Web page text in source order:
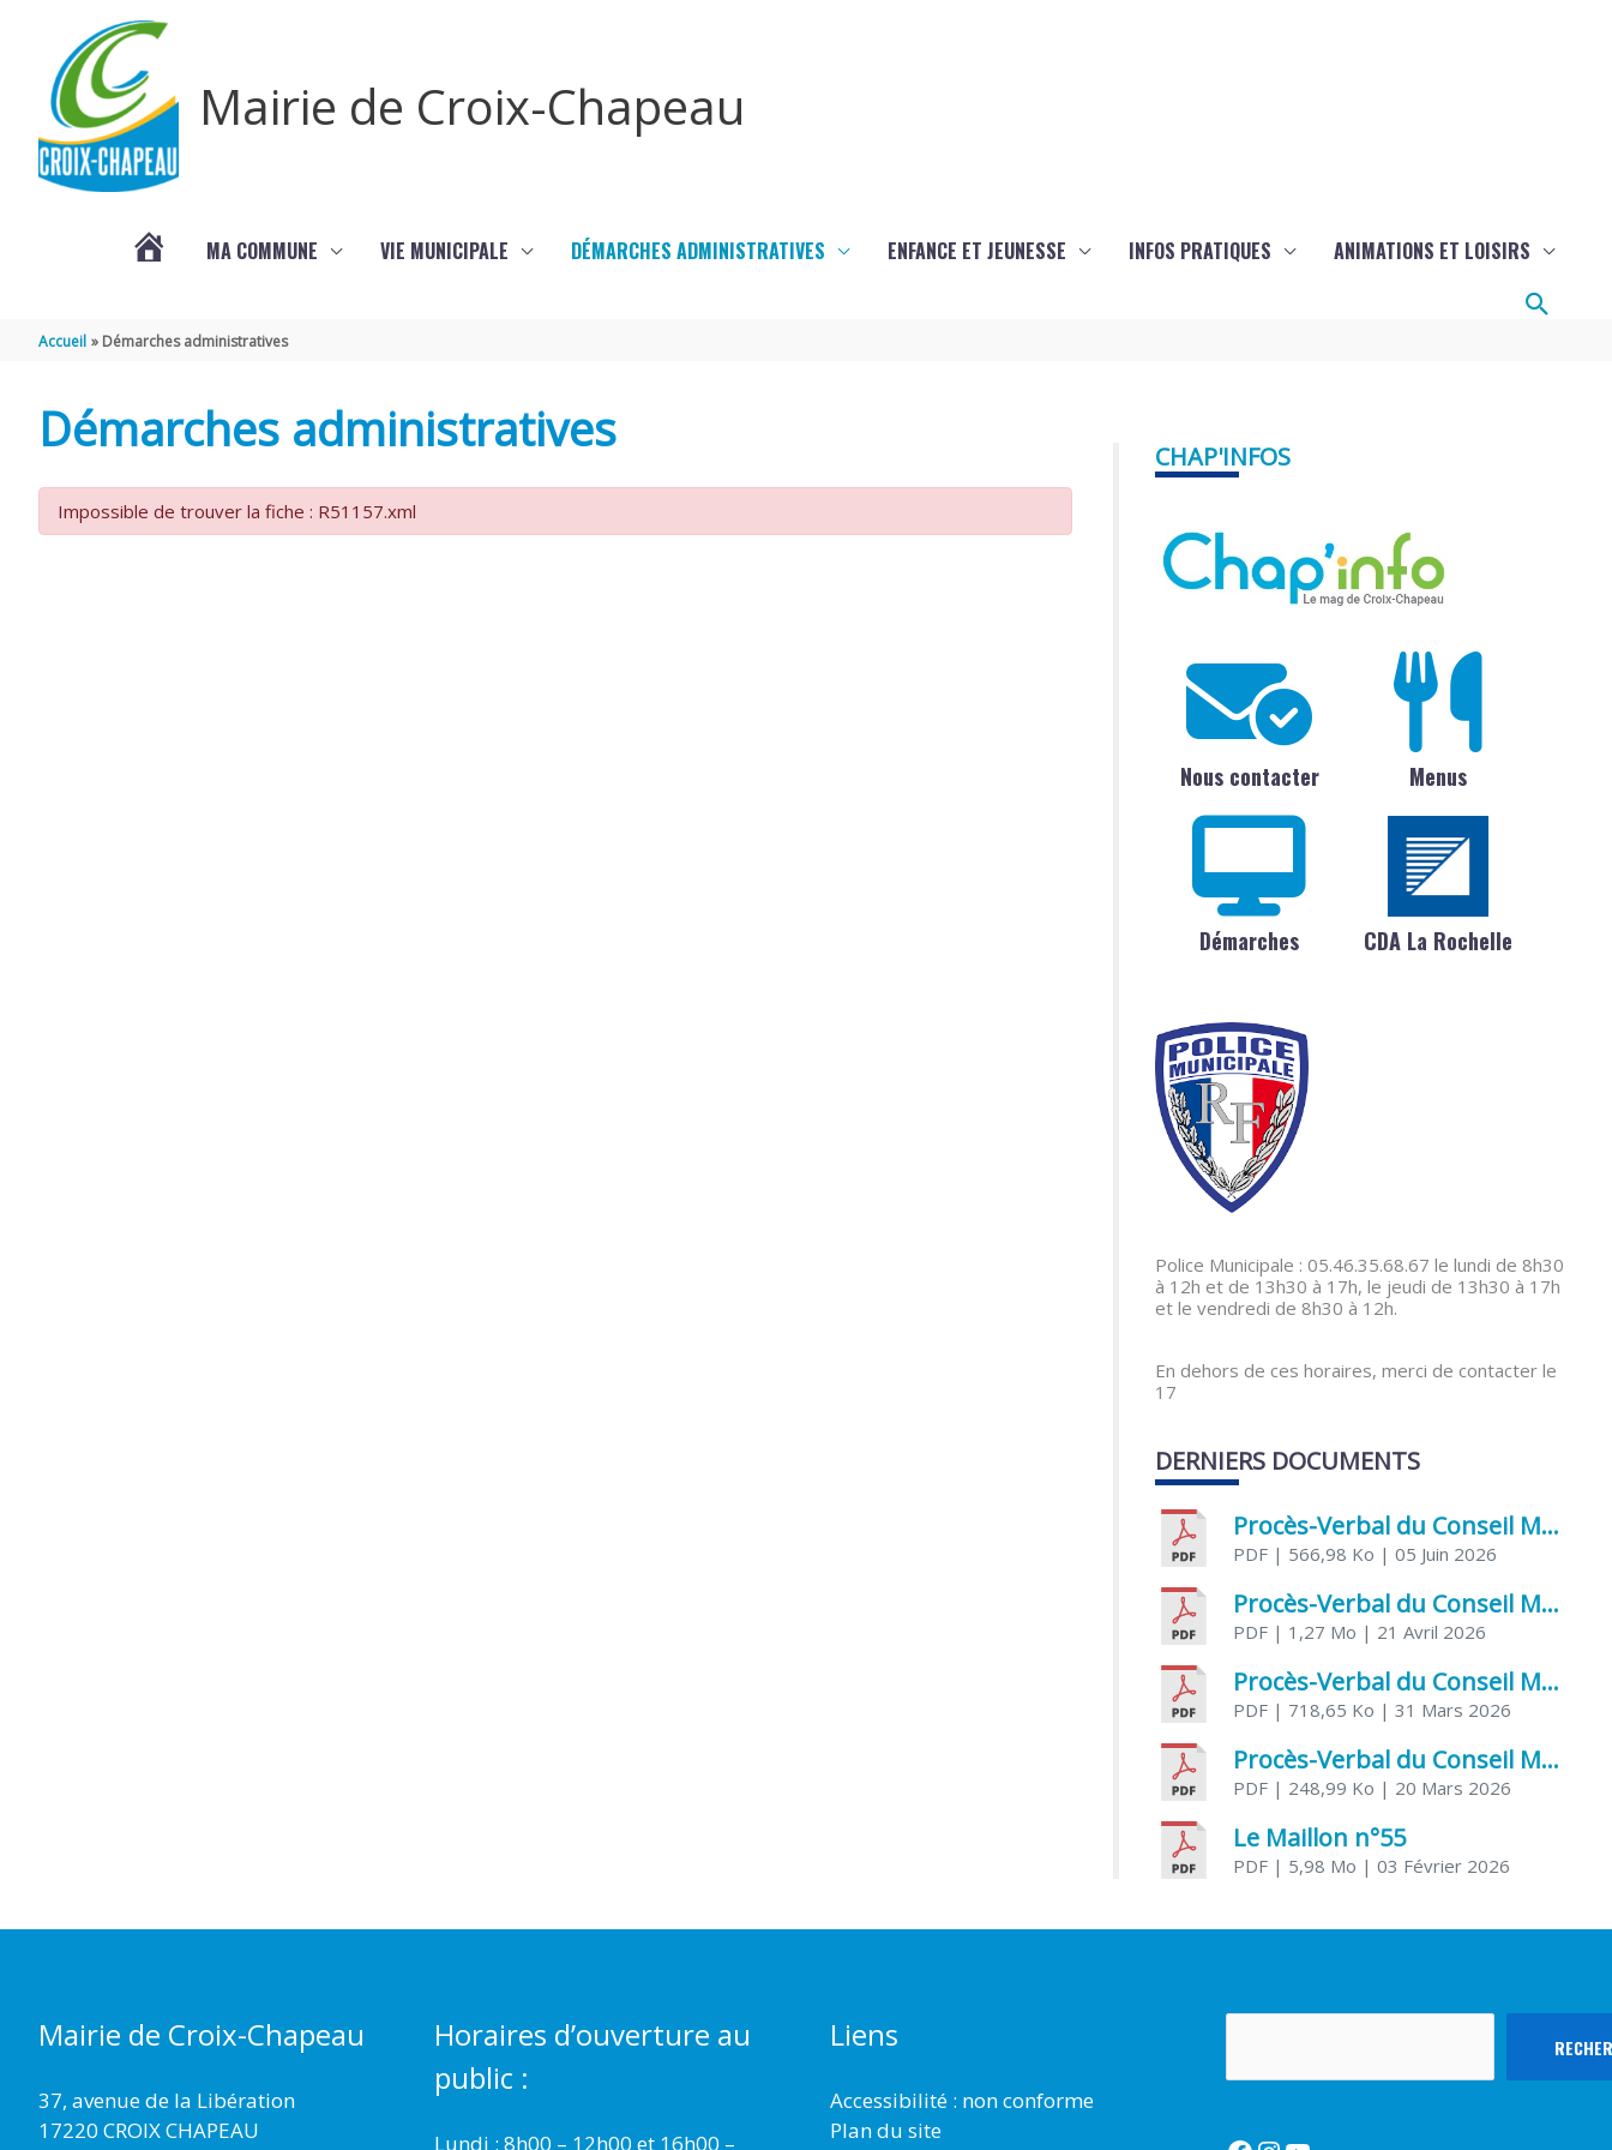
Mairie de Croix-Chapeau
MA COMMUNE VIE MUNICIPALE DÉMARCHES ADMINISTRATIVES ENFANCE ET JEUNESSE INFOS PRATIQUES ANIMATIONS ET LOISIRS
Accueil Démarches administratives
Démarches administratives
Impossible de trouver la fiche : R51157.xml
CHAP'INFOS
Nous contacter Menus
Démarches CDA La Rochelle
Police Municipale : 05.46.35.68.67 le lundi de 8h30
à 12h et de 13h30 à 17h, le jeudi de 13h30 à 17h
et le vendredi de 8h30 à 12h.
En dehors de ces horaires, merci de contacter le
17
DERNIERS DOCUMENTS
Procès-Verbal du Conseil Municipal du 5 juin 2026
PDF | 566,98 Ko | 05 Juin 2026
Procès-Verbal du Conseil Municipal du 21 avril 2026
PDF | 1,27 Mo | 21 Avril 2026
Procès-Verbal du Conseil Municipal du 31 mars 2026
PDF | 718,65 Ko | 31 Mars 2026
Procès-Verbal du Conseil Municipal du 20 mars 2026
PDF | 248,99 Ko | 20 Mars 2026
Le Maillon n°55
PDF | 5,98 Mo | 03 Février 2026
Mairie de Croix-Chapeau
37, avenue de la Libération
17220 CROIX CHAPEAU
Horaires d’ouverture au
public :
Lundi : 8h00 – 12h00 et 16h00 –
Liens
Accessibilité : non conforme
Plan du site